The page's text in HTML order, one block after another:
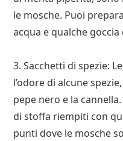
le mosche. Puoi
acqua e qualche
3. Sacchetti di spezie:
l’odore di alcune
pepe nero e la
di stoffa riempiti con
punti dove le mosche